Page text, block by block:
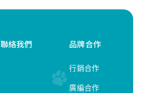
聯絡我們 品牌合作
行銷合作
廣編合作